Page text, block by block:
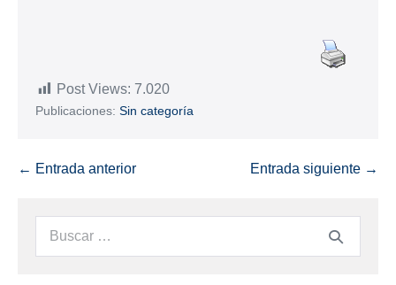
Post Views: 7.020
Publicaciones: Sin categoría
← Entrada anterior Entrada siguiente →